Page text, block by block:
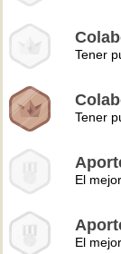
Tener
Tener
El
El